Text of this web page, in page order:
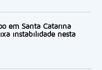
em Santa Catarina
instabilidade nesta